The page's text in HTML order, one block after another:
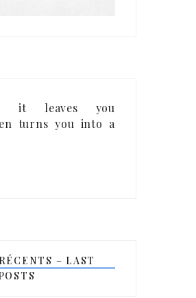
it leaves you
turns you into a
– LAST